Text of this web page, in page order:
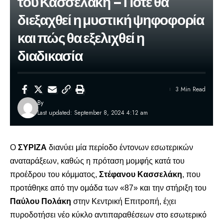
διεξαχθεί η μυστική ψηφοφορία
και πώς θα εξελιχθεί η
διαδικασία
Last updated: September 8, 2024 4:12 am
By
3 Min Read
Ο ΣΥΡΙΖΑ διανύει μία περίοδο έντονων εσωτερικών
αναταράξεων, καθώς η πρόταση μομφής κατά του
προέδρου του κόμματος, Στέφανου Κασσελάκη, που
προτάθηκε από την ομάδα των «87» και την στήριξη του
Παύλου Πολάκη στην Κεντρική Επιτροπή, έχει
πυροδοτήσει νέο κύκλο αντιπαραθέσεων στο εσωτερικό